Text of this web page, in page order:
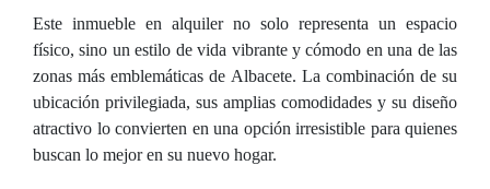
Este inmueble en alquiler no solo representa un espacio
físico, sino un estilo de vida vibrante y cómodo en una de las
zonas más emblemáticas de Albacete. La combinación de su
ubicación privilegiada, sus amplias comodidades y su diseño
atractivo lo convierten en una opción irresistible para quienes
buscan lo mejor en su nuevo hogar.